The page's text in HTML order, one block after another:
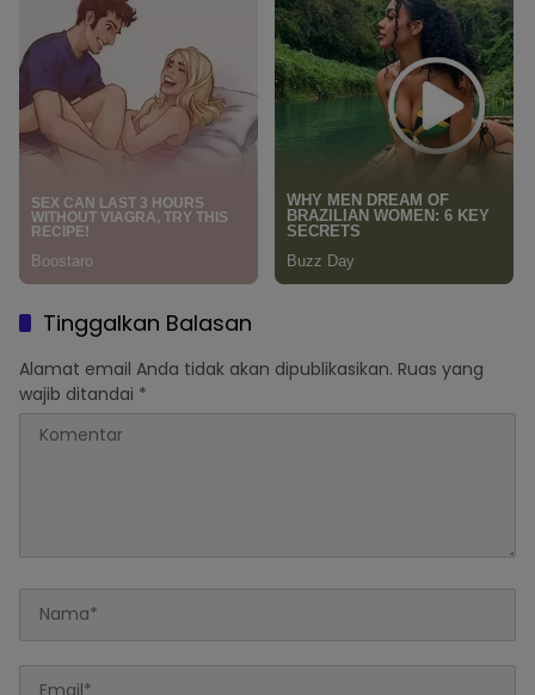
Tinggalkan Balasan
Alamat email Anda tidak akan dipublikasikan. Ruas yang
wajib ditandai *